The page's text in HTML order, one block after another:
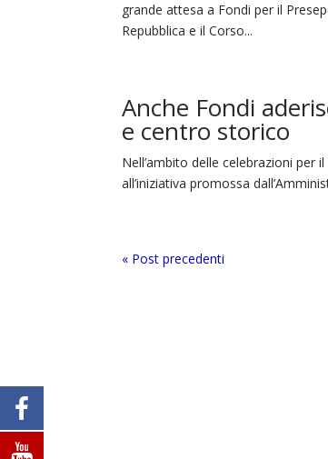
grande attesa a Fondi per il
Repubblica e il Corso...
Anche Fondi
e centro storico
Nell’ambito delle celebrazioni per
all’iniziativa promossa
« Post precedenti